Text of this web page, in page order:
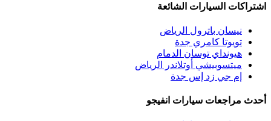
اشتراكات السيارات الشائعة
نيسان باترول الرياض
تويوتا كامري جدة
هيونداي توسان الدمام
ميتسوبيشي أوتلاندر الرياض
إم جي زد إس جدة
أحدث مراجعات سيارات انفيجو